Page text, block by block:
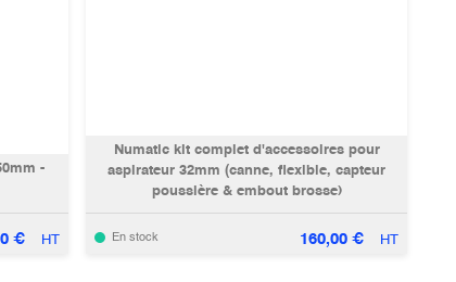
-
€ HT
Numatic kit complet d'accessoires pour
aspirateur 32mm (canne, flexible, capteur
poussière & embout brosse)
En stock 160,00 € HT